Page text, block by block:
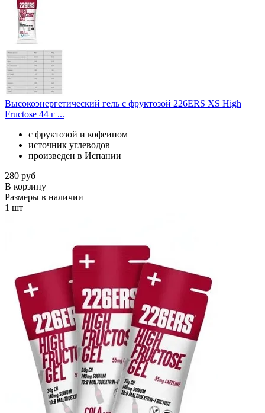
Высокоэнергетический гель с фруктозой 226ERS XS High
Fructose 44 г ...
с фруктозой и кофеином
источник углеводов
произведен в Испании
280 руб
В корзину
Размеры в наличии
1 шт